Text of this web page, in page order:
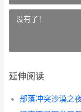
没有了！
延伸阅读